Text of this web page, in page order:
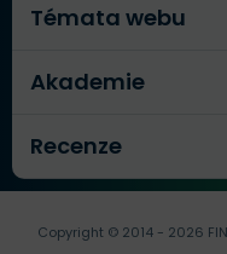
Témata webu
Akademie
Recenze
Copyright © 2014 - 2026